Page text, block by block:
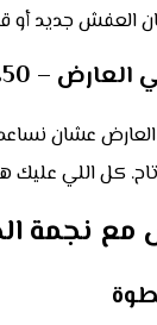
العفش جديد
– 50٪!
حي العارض
على 0554883326 وحنا
نجمة